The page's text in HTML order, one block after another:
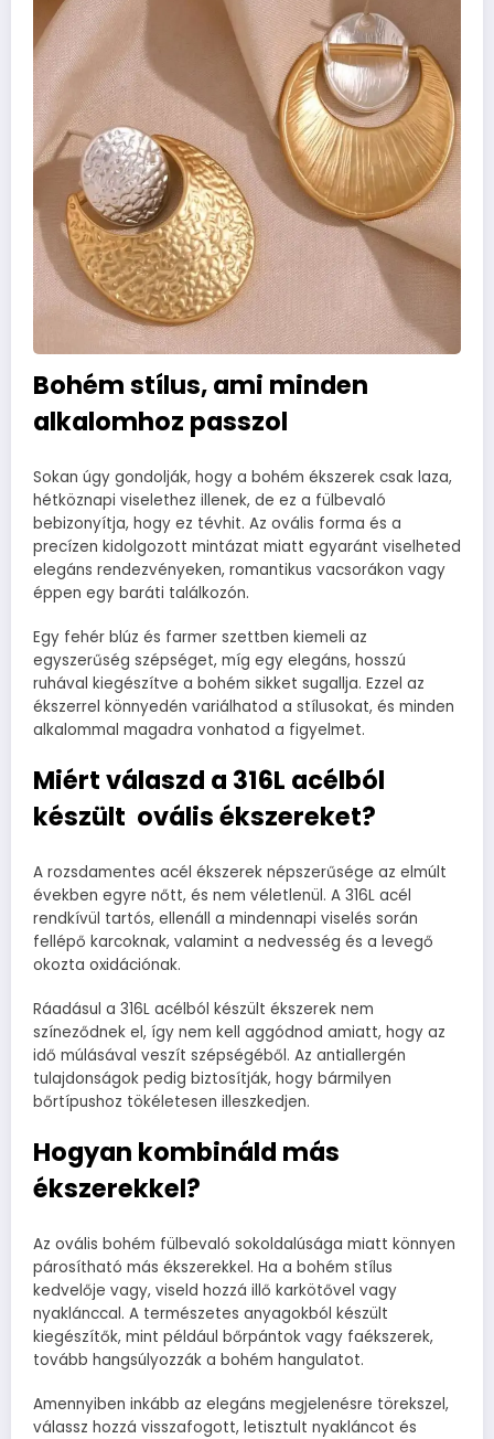
Bohém stílus, ami minden
alkalomhoz passzol
Sokan úgy gondolják, hogy a bohém ékszerek csak laza,
hétköznapi viselethez illenek, de ez a fülbevaló
bebizonyítja, hogy ez tévhit. Az ovális forma és a
precízen kidolgozott mintázat miatt egyaránt viselheted
elegáns rendezvényeken, romantikus vacsorákon vagy
éppen egy baráti találkozón.
Egy fehér blúz és farmer szettben kiemeli az
egyszerűség szépséget, míg egy elegáns, hosszú
ruhával kiegészítve a bohém sikket sugallja. Ezzel az
ékszerrel könnyedén variálhatod a stílusokat, és minden
alkalommal magadra vonhatod a figyelmet.
Miért válaszd a 316L acélból
készült ovális ékszereket?
A rozsdamentes acél ékszerek népszerűsége az elmúlt
években egyre nőtt, és nem véletlenül. A 316L acél
rendkívül tartós, ellenáll a mindennapi viselés során
fellépő karcoknak, valamint a nedvesség és a levegő
okozta oxidációnak.
Ráadásul a 316L acélból készült ékszerek nem
színeződnek el, így nem kell aggódnod amiatt, hogy az
idő múlásával veszít szépségéből. Az antiallergén
tulajdonságok pedig biztosítják, hogy bármilyen
bőrtípushoz tökéletesen illeszkedjen.
Hogyan kombináld más
ékszerekkel?
Az ovális bohém fülbevaló sokoldalúsága miatt könnyen
párosítható más ékszerekkel. Ha a bohém stílus
kedvelője vagy, viseld hozzá illő karkötővel vagy
nyaklánccal. A természetes anyagokból készült
kiegészítők, mint például bőrpántok vagy faékszerek,
tovább hangsúlyozzák a bohém hangulatot.
Amennyiben inkább az elegáns megjelenésre törekszel,
válassz hozzá visszafogott, letisztult nyakláncot és